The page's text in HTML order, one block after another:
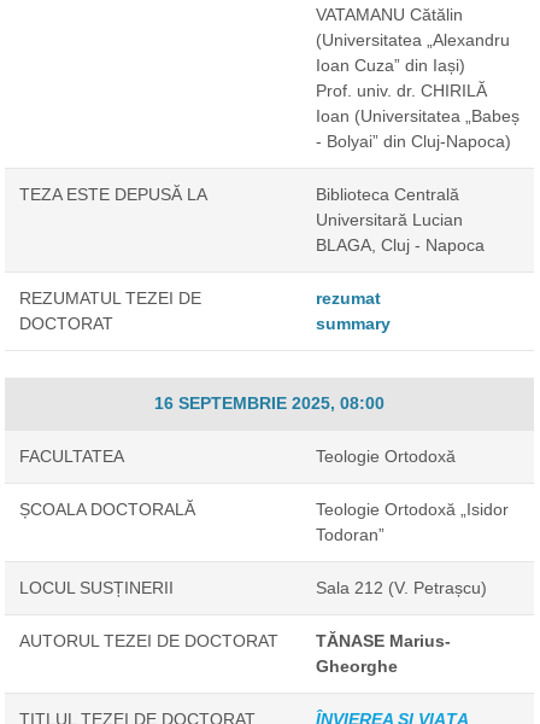
VATAMANU Cătălin
(Universitatea „Alexandru
Ioan Cuza” din Iași)
Prof. univ. dr. CHIRILĂ
Ioan (Universitatea „Babeș
- Bolyai” din Cluj-Napoca)
TEZA ESTE DEPUSĂ LA
Biblioteca Centrală
Universitară Lucian
BLAGA, Cluj - Napoca
REZUMATUL TEZEI DE
DOCTORAT
rezumat
summary
16 SEPTEMBRIE 2025, 08:00
FACULTATEA Teologie Ortodoxă
ȘCOALA DOCTORALĂ
Teologie Ortodoxă „Isidor
Todoran”
LOCUL SUSȚINERII Sala 212 (V. Petrașcu)
AUTORUL TEZEI DE DOCTORAT
TĂNASE Marius-
Gheorghe
TITLUL TEZEI DE DOCTORAT
ÎNVIEREA ȘI VIAȚA